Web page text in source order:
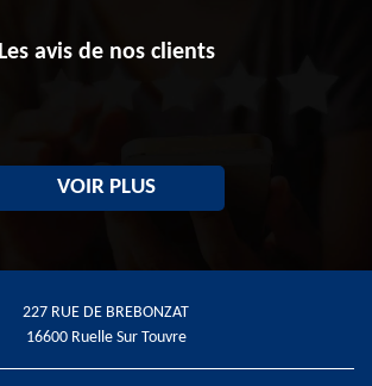
Les avis de nos clients
VOIR PLUS
227 RUE DE BREBONZAT
16600 Ruelle Sur Touvre